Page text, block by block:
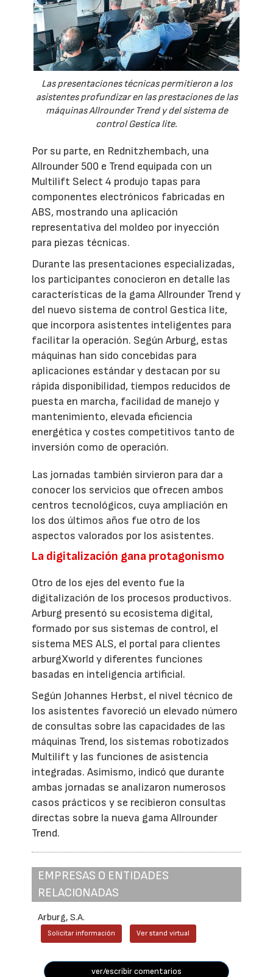
Las presentaciones técnicas permitieron a los
asistentes profundizar en las prestaciones de las
máquinas Allrounder Trend y del sistema de
control Gestica lite.
Por su parte, en Rednitzhembach, una
Allrounder 500 e Trend equipada con un
Multilift Select 4 produjo tapas para
componentes electrónicos fabricadas en
ABS, mostrando una aplicación
representativa del moldeo por inyección
para piezas técnicas.
Durante las presentaciones especializadas,
los participantes conocieron en detalle las
características de la gama Allrounder Trend y
del nuevo sistema de control Gestica lite,
que incorpora asistentes inteligentes para
facilitar la operación. Según Arburg, estas
máquinas han sido concebidas para
aplicaciones estándar y destacan por su
rápida disponibilidad, tiempos reducidos de
puesta en marcha, facilidad de manejo y
mantenimiento, elevada eficiencia
energética y costes competitivos tanto de
inversión como de operación.
Las jornadas también sirvieron para dar a
conocer los servicios que ofrecen ambos
centros tecnológicos, cuya ampliación en
los dos últimos años fue otro de los
aspectos valorados por los asistentes.
La digitalización gana protagonismo
Otro de los ejes del evento fue la
digitalización de los procesos productivos.
Arburg presentó su ecosistema digital,
formado por sus sistemas de control, el
sistema MES ALS, el portal para clientes
arburgXworld y diferentes funciones
basadas en inteligencia artificial.
Según Johannes Herbst, el nivel técnico de
los asistentes favoreció un elevado número
de consultas sobre las capacidades de las
máquinas Trend, los sistemas robotizados
Multilift y las funciones de asistencia
integradas. Asimismo, indicó que durante
ambas jornadas se analizaron numerosos
casos prácticos y se recibieron consultas
directas sobre la nueva gama Allrounder
Trend.
EMPRESAS O ENTIDADES
RELACIONADAS
Arburg, S.A.
Solicitar información Ver stand virtual
ver/escribir comentarios